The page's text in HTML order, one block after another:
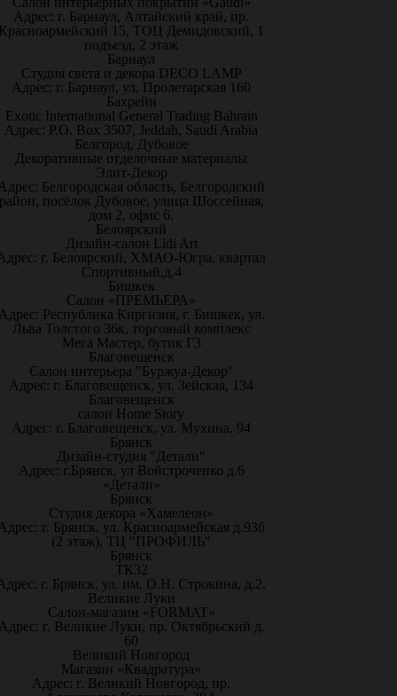
Адрес: г. Барнаул, Алтайский край, пр.
15, ТОЦ Демидовский, 1
подъезд, 2 этаж
Барнаул
Студия света и декора DECO LAMP
Адрес: г. Барнаул, ул. Пролетарская 160
Бахрейн
Exotic International General Trading Bahrain
Адрес: P.O. Box 3507, Jeddah, Saudi Arabia
Белгород, Дубовое
Декоративные отделочные материалы
Элит-Декор
Белгородская область, Белгородский
посёлок Дубовое, улица Шоссейная,
дом 2, офис 6.
Белоярский
Дизайн-салон Lidi Art
г. Белоярский, ХМАО-Югра, квартал
Спортивный,д.4
Бишкек
Салон «ПРЕМЬЕРА»
Республика Киргизия, г. Бишкек, ул.
Льва Толстого 36к, торговый комплекс
Мега Мастер, бутик Г3
Благовещенск
Салон интерьера "Буржуа-Декор"
Адрес: г. Благовещенск, ул. Зейская, 134
Благовещенск
салон Home Story
Адрес: г. Благовещенск, ул. Мухина, 94
Брянск
Дизайн-студия "Детали"
Адрес: г.Брянск, ул Войстроченко д.6
«Детали»
Брянск
Студия декора «Хамелеон»
г. Брянск, ул. Красноармейская д.93б
(2 этаж), ТЦ "ПРОФИЛЬ"
Брянск
ТК32
г. Брянск, ул. им. О.Н. Строкина, д.2.
Великие Луки
Салон-магазин «FORMAT»
г. Великие Луки, пр. Октябрьский д.
60
Великий Новгород
Магазин «Квадратура»
Адрес: г. Великий Новгород, пр.